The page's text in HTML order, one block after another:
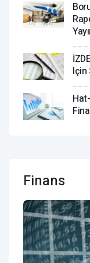
Için
Finans